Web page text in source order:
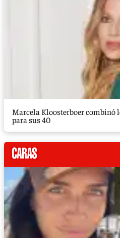
Marcela Kloosterboer combinó
para sus 40